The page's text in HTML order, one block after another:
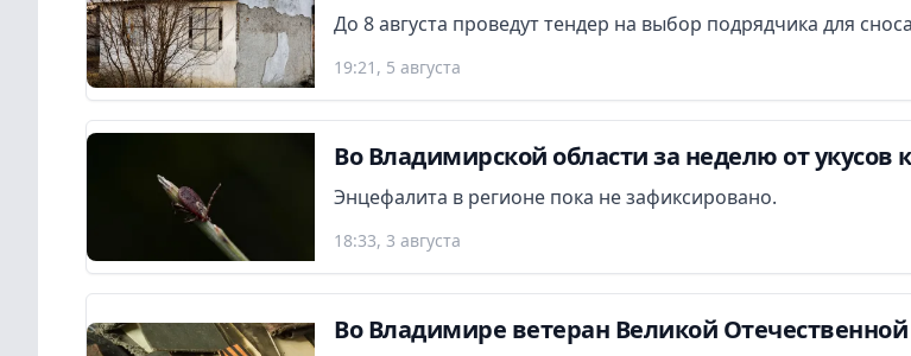
До 8 августа проведут тендер на выбор подрядчика для
19:21, 5 августа
Во Владимирской области за неделю от укусов
Энцефалита в регионе пока не зафиксировано.
18:33, 3 августа
Во Владимире ветеран Великой